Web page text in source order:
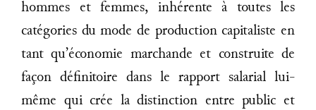
hommes et femmes, inhérente à toutes les
catégories du mode de production capitaliste en
tant qu’économie marchande et construite de
façon définitoire dans le rapport salarial lui-
même qui crée la distinction entre public et